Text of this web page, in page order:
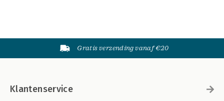
Gratis verzending vanaf €20
Klantenservice